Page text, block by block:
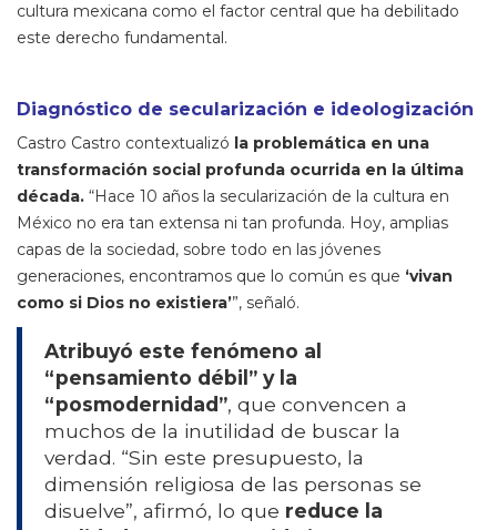
cultura mexicana como el factor central que ha debilitado
este derecho fundamental.
Diagnóstico de secularización e ideologización
Castro Castro contextualizó la problemática en una
transformación social profunda ocurrida en la última
década. “Hace 10 años la secularización de la cultura en
México no era tan extensa ni tan profunda. Hoy, amplias
capas de la sociedad, sobre todo en las jóvenes
generaciones, encontramos que lo común es que ‘vivan
como si Dios no existiera’”, señaló.
Atribuyó este fenómeno al
“pensamiento débil” y la
“posmodernidad”, que convencen a
muchos de la inutilidad de buscar la
verdad. “Sin este presupuesto, la
dimensión religiosa de las personas se
disuelve”, afirmó, lo que reduce la